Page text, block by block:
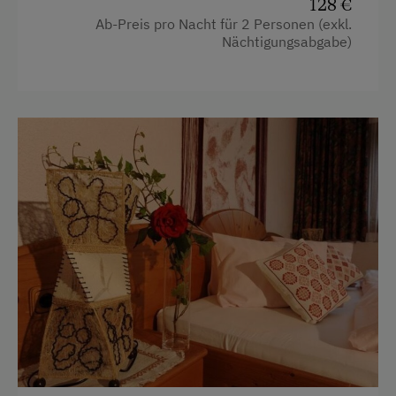
128 €
Ab-Preis pro Nacht für 2 Personen (exkl.
Nächtigungsabgabe)